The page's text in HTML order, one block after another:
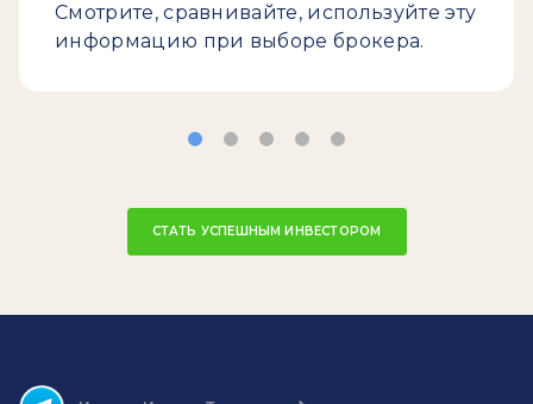
Смотрите, сравнивайте, используйте эту
информацию при выборе брокера.
СТАТЬ УСПЕШНЫМ ИНВЕСТОРОМ